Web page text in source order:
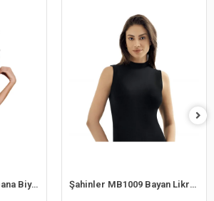
Hasyün 301 Kadın Ribana Biyeli Yün İp Askılı Atlet Şahinler MB1009 Bayan Likralı Balıkcı Yaka Atlet